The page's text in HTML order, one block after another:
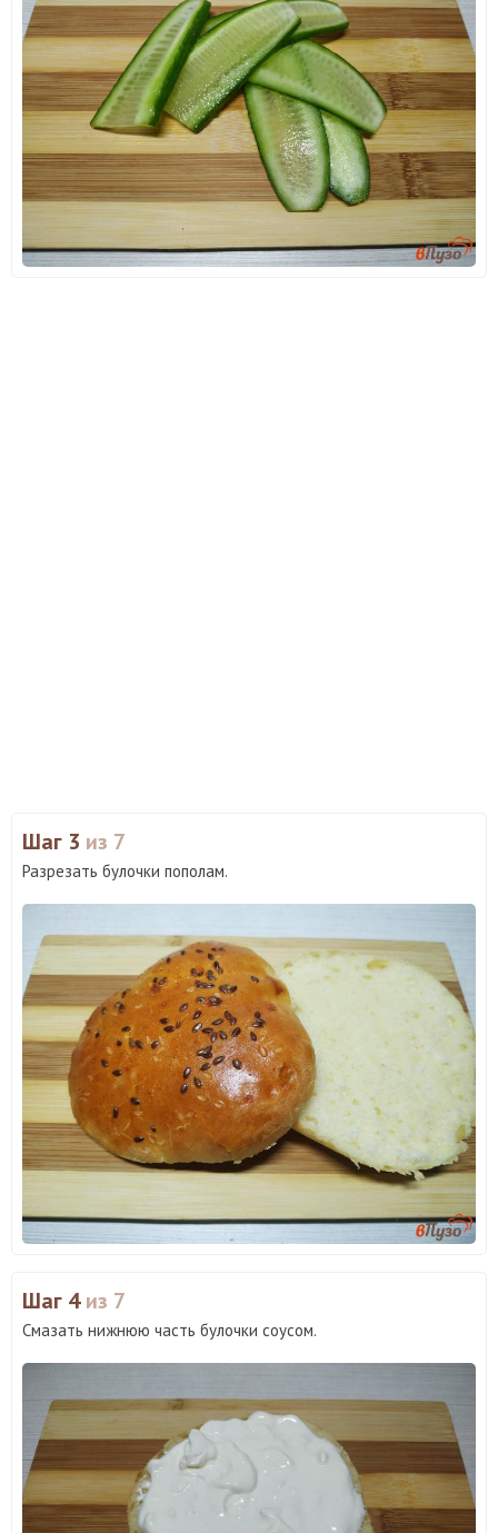
Шаг 3 из 7
Разрезать булочки пополам.
Шаг 4из 7
Смазать нижнюю часть булочки соусом.